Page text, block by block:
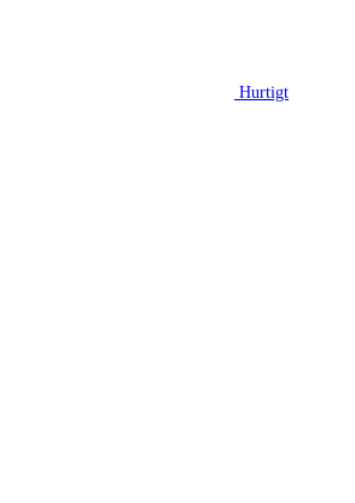
Hurtigt